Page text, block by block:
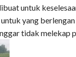
untuk
yang
tidak melekap